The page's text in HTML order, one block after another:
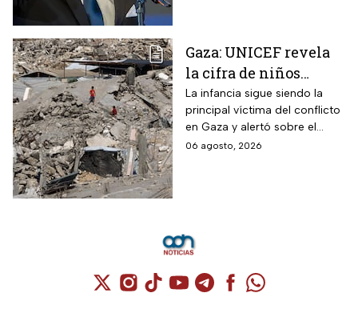
Gaza: UNICEF revela
la cifra de niños
muertos tras alto al
fuego
La infancia sigue siendo la
principal víctima del conflicto
en Gaza y alertó sobre el
aumento de menores
06 agosto, 2026
Cuenta de X / Twitter (se abre en una
Cuenta de Instagram (se abre en una
Cuenta de TikTok (se abre en
Cuenta de YouTube (se abre
Cuenta de Telegram (se
Cuenta de
Cuenta de